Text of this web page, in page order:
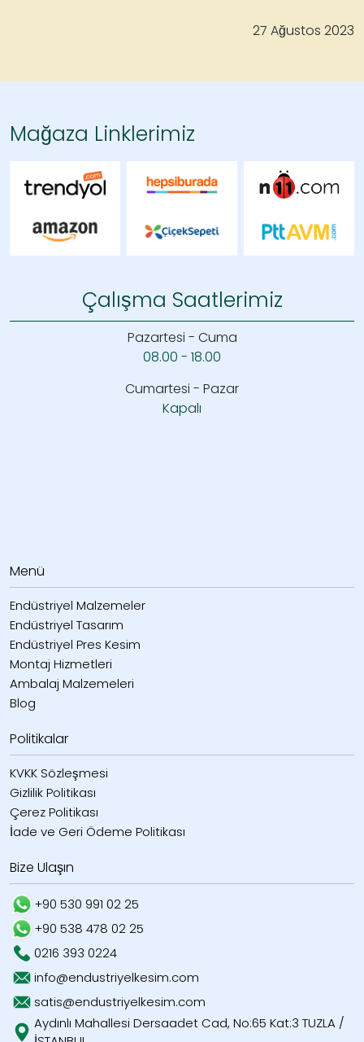
27 Ağustos 2023
Mağaza Linklerimiz
Çalışma Saatlerimiz
Pazartesi - Cuma
08.00 - 18.00
Cumartesi - Pazar
Kapalı
Menü
Endüstriyel Malzemeler
Endüstriyel Tasarım
Endüstriyel Pres Kesim
Montaj Hizmetleri
Ambalaj Malzemeleri
Blog
Politikalar
KVKK Sözleşmesi
Gizlilik Politikası
Çerez Politikası
İade ve Geri Ödeme Politikası
Bize Ulaşın
+90 530 991 02 25
+90 538 478 02 25
0216 393 0224
info@endustriyelkesim.com
satis@endustriyelkesim.com
Aydınlı Mahallesi Dersaadet Cad, No:65 Kat:3 TUZLA /